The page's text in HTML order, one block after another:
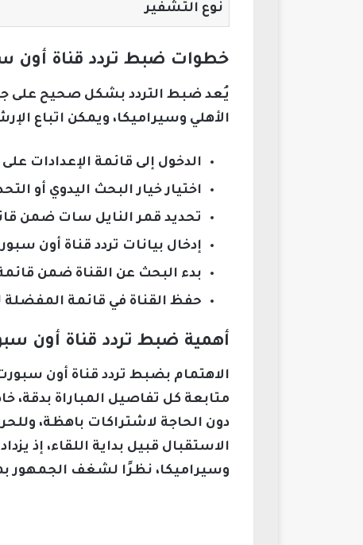
نوع التشفير
خطوات ضبط تردد قناة أون
يُعد ضبط التردد بشكل صحيح على
الأهلي وسيراميكا، ويمكن اتباع
الدخول إلى قائمة الإعدادات
اختيار خيار البحث اليدوي أو
تحديد قمر النايل سات ضمن
إدخال بيانات تردد قناة أون
بدء البحث عن القناة ضمن
حفظ القناة في قائمة
أهمية ضبط تردد قناة أون
الاهتمام بضبط تردد قناة أون
متابعة كل تفاصيل المباراة
دون الحاجة لاشتراكات باهظة،
الاستقبال قبيل بداية اللقاء، إذ
وسيراميكا، نظرًا لشغف الجمهور